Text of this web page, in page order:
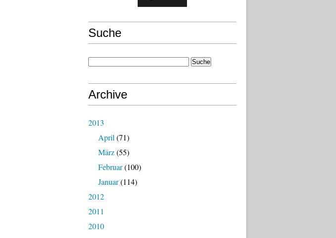
Suche
Archive
2013
April (71)
März(55)
Februar(100)
Januar(114)
2012
2011
2010